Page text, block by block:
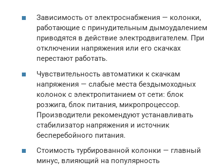
Зависимость от электроснабжения — колонки,
работающие с принудительным дымоудалением
приводятся в действие электродвигателем. При
отключении напряжения или его скачках
перестают работать.
Чувствительность автоматики к скачкам
напряжения — слабые места бездымоходных
колонок с электропитанием от сети: блок
розжига, блок питания, микропроцессор.
Производители рекомендуют устанавливать
стабилизатор напряжения и источник
бесперебойного питания.
Стоимость турбированной колонки — главный
минус, влияющий на популярность